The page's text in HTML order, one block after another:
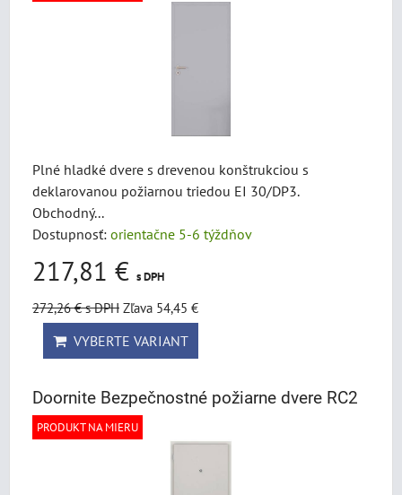
Plné hladké dvere s drevenou konštrukciou s
deklarovanou požiarnou triedou EI 30/DP3.
Obchodný...
Dostupnosť: orientačne 5-6 týždňov
217,81 € s DPH
272,26 €s DPH Zľava 54,45 €
VYBERTE VARIANT
Doornite Bezpečnostné požiarne dvere RC2
PRODUKT NA MIERU